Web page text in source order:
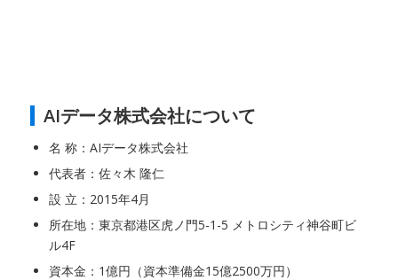
AIデータ株式会社について
名 称：AIデータ株式会社
代表者：佐々木 隆仁
設 立：2015年4月
所在地：東京都港区虎ノ門5-1-5 メトロシティ神谷町ビ
ル4F
資本金：1億円（資本準備金15億2500万円）